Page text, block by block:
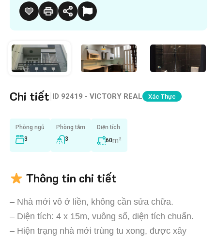
Chi tiết ID 92419 - VICTORY REAL Xác Thực
Phòng ngủ
3
Phòng tắm
3
Diện tích
60m²
Thông tin chi tiết
– Nhà mới vô ở liền, không cần sửa chữa.
– Diện tích: 4 x 15m, vuông sổ, diện tích chuẩn.
– Hiện trạng nhà mới trùng tu xong, được xây